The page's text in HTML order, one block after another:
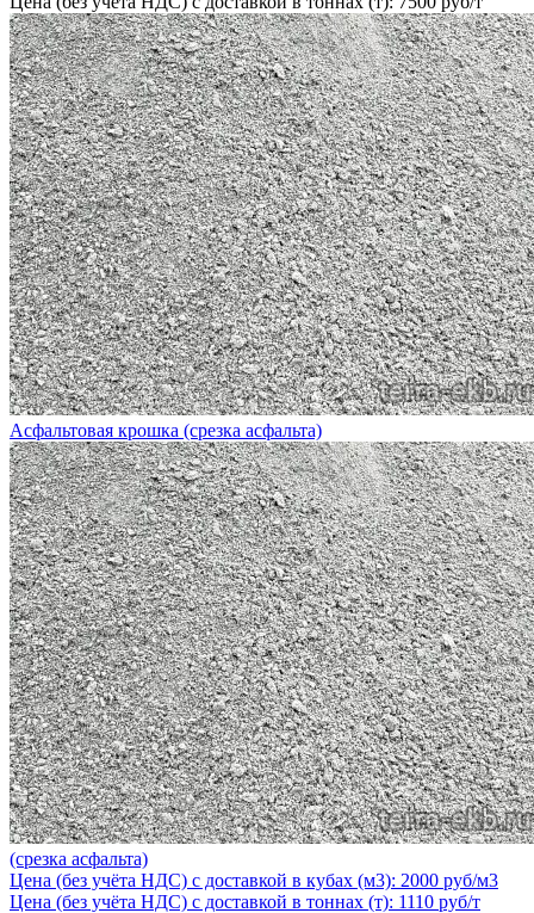
Асфальтовая крошка (срезка асфальта)
(срезка асфальта)
Цена (без учёта НДС) с доставкой в кубах (м3): 2000 руб/м3
Цена (без учёта НДС) с доставкой в тоннах (т): 1110 руб/т